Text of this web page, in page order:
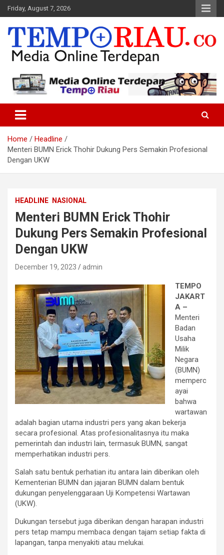
Skip
to
content
Friday, August 7, 2026
Tempo Riau
Home
Headline
Menteri BUMN Erick Thohir Dukung Pers Semakin Profesional
Dengan UKW
HEADLINE NASIONAL
Menteri BUMN Erick Thohir
Dukung Pers Semakin Profesional
Dengan UKW
December 19, 2023 admin
TEMPO
JAKART
A –
Menteri
Badan
Usaha
Milik
Negara
(BUMN)
memperc
ayai
bahwa
wartawan
adalah bagian utama industri pers yang akan bekerja
secara profesional. Atas profesionalitasnya itu maka
pemerintah dan industri lain, termasuk BUMN, sangat
memperhatikan industri pers.
Salah satu bentuk perhatian itu antara lain diberikan oleh
Kementerian BUMN dan jajaran BUMN dalam bentuk
dukungan penyelenggaraan Uji Kompetensi Wartawan
(UKW).
Dukungan tersebut juga diberikan dengan harapan industri
pers tetap mampu membaca dengan tajam setiap fakta di
lapangan, tanpa menyakiti atau melukai.